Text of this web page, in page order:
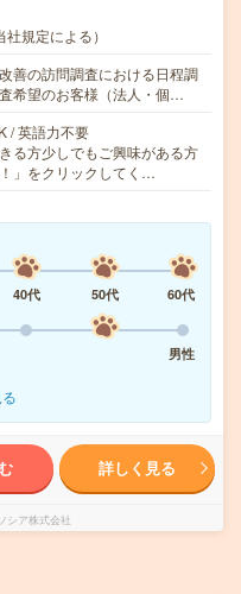
規定による）
善の訪問調査における日程調
希望のお客様（法人・個…
/ 英語力不要
る方少しでもご興味がある方
」をクリックしてく…
40代 50代
60代
男性
詳しく見る
シア株式会社